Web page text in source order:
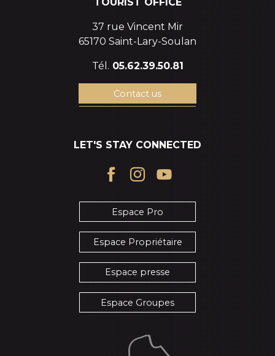
37 rue Vincent Mir
65170 Saint-Lary-Soulan
Tél. 05.62.39.50.81
Contact us
LET'S STAY CONNECTED
Espace Pro
Espace Propriétaire
Espace presse
Espace Groupes